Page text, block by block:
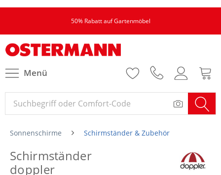
50% Rabatt auf Gartenmöbel
Menü
Sonnenschirme Schirmständer & Zubehör
Schirmständer
doppler